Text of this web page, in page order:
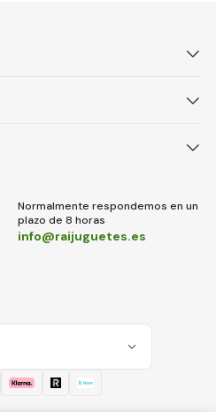
Normalmente respondemos en un
plazo de 8 horas
info@raijuguetes.es